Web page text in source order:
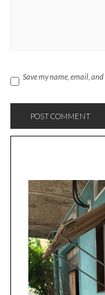
Save my name, email,